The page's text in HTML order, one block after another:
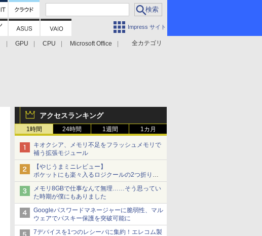
Impress サイト
全カテゴリ
GPU CPU
Microsoft Office
アクセスランキング
1時間 24時間 1週間 1カ月
キオクシア、メモリ不足をフラッシュメモリで
補う拡張モジュール
【やじうまミニレビュー】
ポケットにも楽々入るロジクールの2つ折りマ
ウス「Mobi Fold」。その気になるギミックと
は？
メモリ8GBで仕事なんて無理……そう思ってい
た時期が僕にもありました
Googleパスワードマネージャーに脆弱性、マル
ウェアでパスキー保護を突破可能に
7デバイスを1つのレシーバに集約！エレコム製